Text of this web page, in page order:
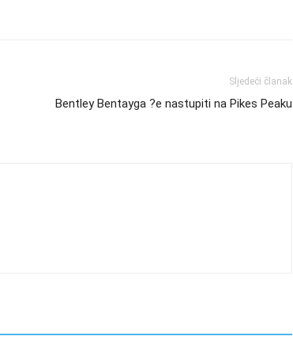
Sljedeći članak
Bentley Bentayga ?e nastupiti na Pikes Peaku